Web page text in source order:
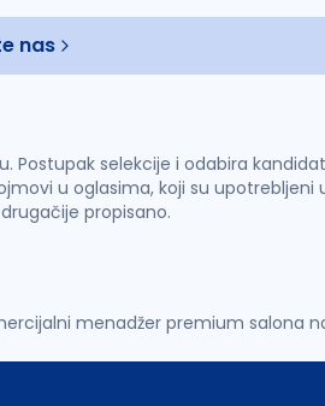
nas
Postupak selekcije i odabira
u oglasima, koji su upotrebljeni
propisano.
menadžer premium salona